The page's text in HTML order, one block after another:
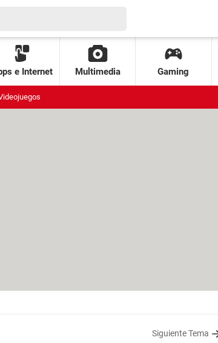
e Internet Multimedia Gaming
Siguiente Tema